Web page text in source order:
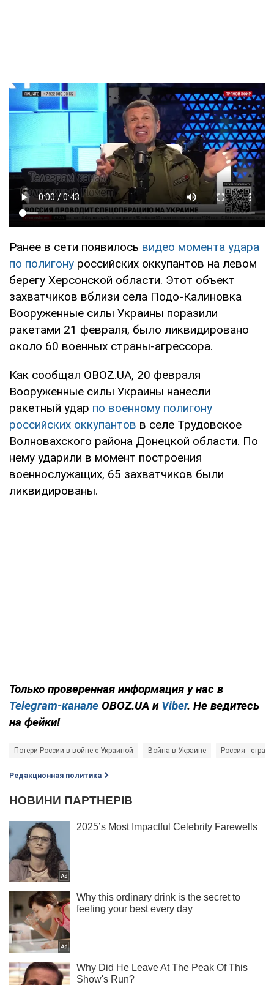
Ранее в сети появилось видео момента удара
по полигону российских оккупантов на левом
берегу Херсонской области. Этот объект
захватчиков вблизи села Подо-Калиновка
Вооруженные силы Украины поразили
ракетами 21 февраля, было ликвидировано
около 60 военных страны-агрессора.
Как сообщал OBOZ.UA, 20 февраля
Вооруженные силы Украины нанесли
ракетный удар по военному полигону
российских оккупантов в селе Трудовское
Волновахского района Донецкой области. По
нему ударили в момент построения
военнослужащих, 65 захватчиков были
ликвидированы.
Только проверенная информация у нас в
Telegram-канале OBOZ.UA и Viber. Не ведитесь
на фейки!
Потери России в войне с Украиной Война в Украине Россия -
Редакционная политика